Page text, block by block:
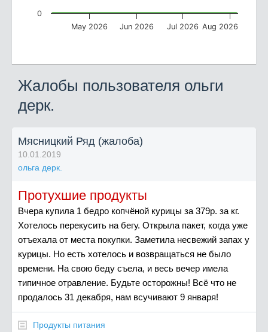
May 2026 Jun 2026 Jul 2026 Aug 2026
0
Жалобы пользователя ольги
дерк.
Мясницкий Ряд (жалоба)
10.01.2019
ольга дерк.
Протухшие продукты
Вчера купила 1 бедро копчёной курицы за 379р. за кг.
Хотелось перекусить на бегу. Открыла пакет, когда уже
отъехала от места покупки. Заметила несвежий запах у
курицы. Но есть хотелось и возвращаться не было
времени. На свою беду съела, и весь вечер имела
типичное отравление. Будьте осторожны! Всё что не
продалось 31 декабря, нам всучивают 9 января!
Продукты питания